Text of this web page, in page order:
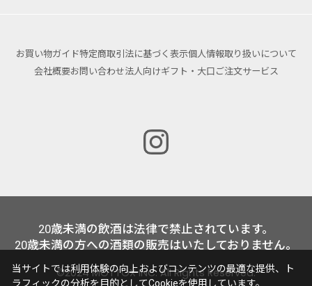
お買い物ガイド特定商取引法に基づく表示個人情報取り扱いについて
会社概要お問い合わせ法人向けギフト・大口ご注文サービス
20歳未満の飲酒は法律で禁止されています。
20歳未満の方への酒類の販売はいたしておりません。
©2024 MOTTOX INC. All Rights Reserved.
当サイトでは利用体験の向上およびコンテンツの最適な提供、ト